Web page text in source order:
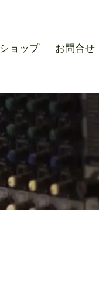
ショップ お問合せ